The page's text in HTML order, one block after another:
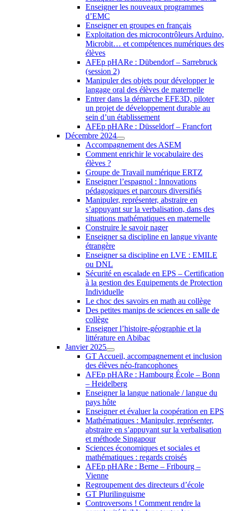
Enseigner les nouveaux programmes
d’EMC
Enseigner en groupes en français
Exploitation des microcontrôleurs Arduino,
Microbit… et compétences numériques des
élèves
AFEp pHARe : Dübendorf – Sarrebruck
(session 2)
Manipuler des objets pour développer le
langage oral des élèves de maternelle
Entrer dans la démarche EFE3D, piloter
un projet de développement durable au
sein d’un établissement
AFEp pHARe : Düsseldorf – Francfort
Décembre 2024
Accompagnement des ASEM
Comment enrichir le vocabulaire des
élèves ?
Groupe de Travail numérique ERTZ
Enseigner l’espagnol : Innovations
pédagogiques et parcours diversifiés
Manipuler, représenter, abstraire en
s’appuyant sur la verbalisation, dans des
situations mathématiques en maternelle
Construire le savoir nager
Enseigner sa discipline en langue vivante
étrangère
Enseigner sa discipline en LVE : EMILE
ou DNL
Sécurité en escalade en EPS – Certification
à la gestion des Equipements de Protection
Individuelle
Le choc des savoirs en math au collège
Des petites manips de sciences en salle de
collège
Enseigner l’histoire-géographie et la
littérature en Abibac
Janvier 2025
GT Accueil, accompagnement et inclusion
des élèves néo-francophones
AFEp pHARe : Hambourg École – Bonn
– Heidelberg
Enseigner la langue nationale / langue du
pays hôte
Enseigner et évaluer la coopération en EPS
Mathématiques : Manipuler, représenter,
abstraire en s’appuyant sur la verbalisation
et méthode Singapour
Sciences économiques et sociales et
mathématiques : regards croisés
AFEp pHARe : Berne – Fribourg –
Vienne
Regroupement des directeurs d’école
GT Plurilinguisme
Controversons ! Comment rendre la